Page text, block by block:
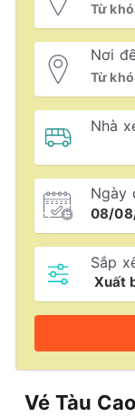
Nơi
Nhà
Ngày
Sắp
Vé Tàu